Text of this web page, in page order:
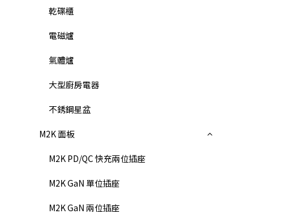
乾碟櫃
電磁爐
氣體爐
大型廚房電器
不銹鋼星盆
M2K 面板
M2K PD/QC 快充兩位插座
M2K GaN 單位插座
M2K GaN 兩位插座